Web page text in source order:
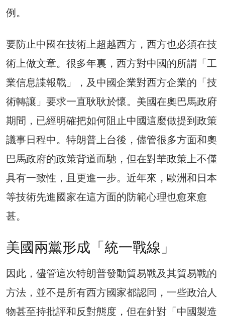
例。
要防止中國在技術上超越西方，西方也必須在技
術上做文章。很多年裏，西方對中國的所謂「工
業信息諜報戰」，及中國企業對西方企業的「技
術轉讓」要求一直耿耿於懷。美國在奧巴馬政府
期間，已經明確把如何阻止中國這麼做提到政策
議事日程中。特朗普上台後，儘管很多方面和奧
巴馬政府的政策背道而馳，但在對華政策上不僅
具有一致性，且更進一步。近年來，歐洲和日本
等技術先進國家在這方面的防範心理也愈來愈
甚。
美國兩黨形成「統一戰線」
因此，儘管這次特朗普發動貿易戰及其貿易戰的
方法，並不是所有西方國家都認同，一些政治人
物甚至持批評和反對態度，但在針對「中國製造